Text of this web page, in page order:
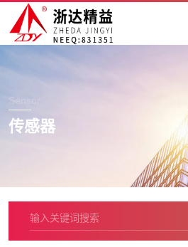
Sensor
传感器